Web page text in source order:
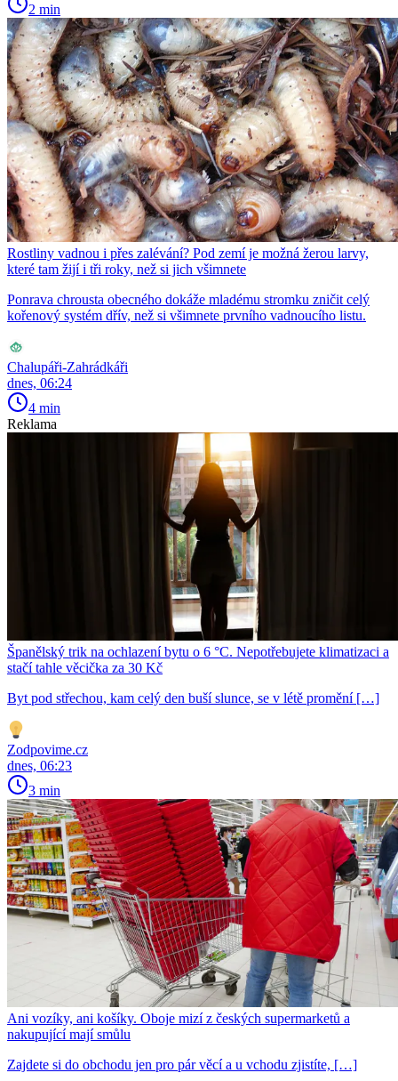
2 min
Rostliny vadnou i přes zalévání? Pod zemí je možná žerou larvy,
které tam žijí i tři roky, než si jich všimnete
Ponrava chrousta obecného dokáže mladému stromku zničit celý
kořenový systém dřív, než si všimnete prvního vadnoucího listu.
Chalupáři-Zahrádkáři
dnes, 06:24
4 min
Reklama
Španělský trik na ochlazení bytu o 6 °C. Nepotřebujete klimatizaci a
stačí tahle věcička za 30 Kč
Byt pod střechou, kam celý den buší slunce, se v létě promění […]
Zodpovime.cz
dnes, 06:23
3 min
Ani vozíky, ani košíky. Oboje mizí z českých supermarketů a
nakupující mají smůlu
Zajdete si do obchodu jen pro pár věcí a u vchodu zjistíte, […]